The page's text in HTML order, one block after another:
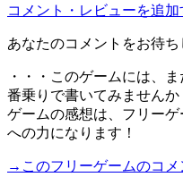
コメント・レビューを追加
あなたのコメントをお待ち
・・・このゲームには、
番乗りで書いてみませんか
ゲームの感想は、フリー
への力になります！
→このフリーゲームのコ